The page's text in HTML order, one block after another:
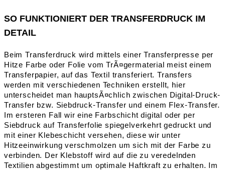
SO FUNKTIONIERT DER TRANSFERDRUCK IM
DETAIL
Beim Transferdruck wird mittels einer Transferpresse per
Hitze Farbe oder Folie vom TrÃ¤germaterial meist einem
Transferpapier, auf das Textil transferiert. Transfers
werden mit verschiedenen Techniken erstellt, hier
unterscheidet man hauptsÃ¤chlich zwischen Digital-Druck-
Transfer bzw. Siebdruck-Transfer und einem Flex-Transfer.
Im ersteren Fall wir eine Farbschicht digital oder per
Siebdruck auf Transferfolie spiegelverkehrt gedruckt und
mit einer Klebeschicht versehen, diese wir unter
Hitzeeinwirkung verschmolzen um sich mit der Farbe zu
verbinden. Der Klebstoff wird auf die zu veredelnden
Textilien abgestimmt um optimale Haftkraft zu erhalten. Im